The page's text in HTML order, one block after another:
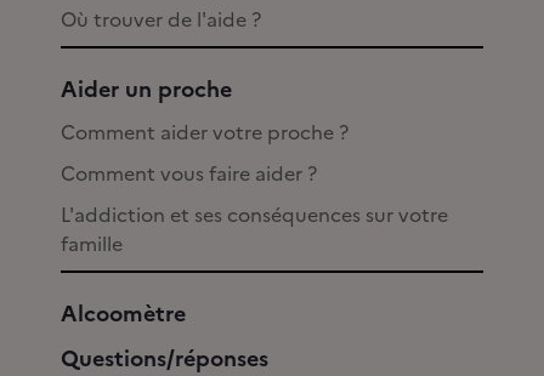
Où trouver de l'aide ?
Aider un proche
Comment aider votre proche ?
Comment vous faire aider ?
L'addiction et ses conséquences sur votre
famille
Alcoomètre
Questions/réponses